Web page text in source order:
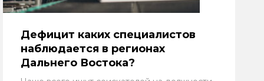
Дефицит каких специалистов
наблюдается в регионах
Дальнего Востока?